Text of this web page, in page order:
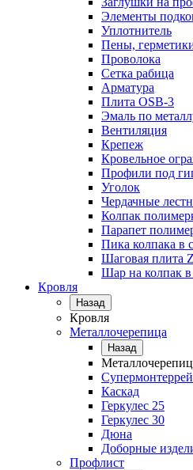
Элементы
Уплотнитель
Пены,
Проволока
Сетка рабица
Арматура
Плита OSB-3
Эмаль по
Вентиляция
Крепеж
Кровельное
Профили под
Уголок
Чердачные
Колпак
Парапет
Пика колпака в
Шаговая плита
Шар на колпак
Кровля
Назад
Кровля
Металлочерепица
Назад
Супермонтеррей
Каскад
Геркулес 25
Геркулес 30
Дюна
Доборные
Профлист